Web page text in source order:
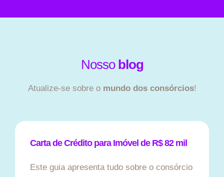
Nosso blog
Atualize-se sobre o mundo dos consórcios!
Carta de Crédito para Imóvel de R$ 82 mil
Este guia apresenta tudo sobre o consórcio